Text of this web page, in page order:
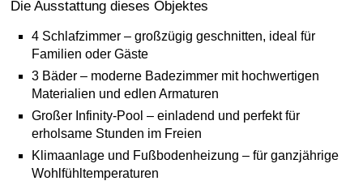
Die Ausstattung dieses Objektes
4 Schlafzimmer – großzügig geschnitten, ideal für
Familien oder Gäste
3 Bäder – moderne Badezimmer mit hochwertigen
Materialien und edlen Armaturen
Großer Infinity-Pool – einladend und perfekt für
erholsame Stunden im Freien
Klimaanlage und Fußbodenheizung – für ganzjährige
Wohlfühltemperaturen